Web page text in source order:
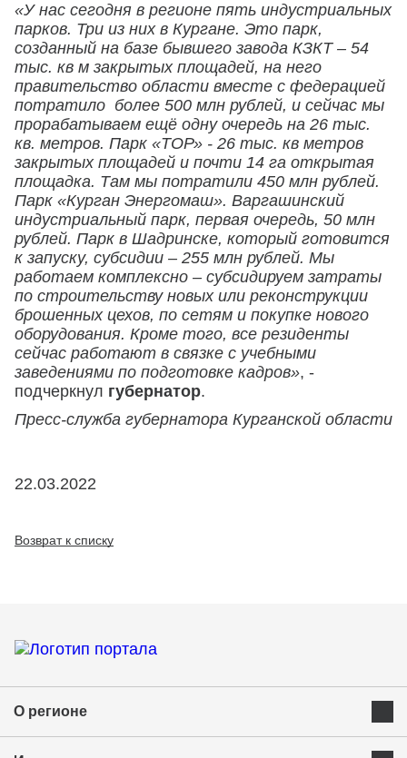
«У нас сегодня в регионе пять индустриальных
парков. Три из них в Кургане. Это парк,
созданный на базе бывшего завода КЗКТ – 54
тыс. кв м закрытых площадей, на него
правительство области вместе с федерацией
потратило более 500 млн рублей, и сейчас мы
прорабатываем ещё одну очередь на 26 тыс.
кв. метров. Парк «ТОР» - 26 тыс. кв метров
закрытых площадей и почти 14 га открытая
площадка. Там мы потратили 450 млн рублей.
Парк «Курган Энергомаш». Варгашинский
индустриальный парк, первая очередь, 50 млн
рублей. Парк в Шадринске, который готовится
к запуску, субсидии – 255 млн рублей. Мы
работаем комплексно – субсидируем затраты
по строительству новых или реконструкции
брошенных цехов, по сетям и покупке нового
оборудования. Кроме того, все резиденты
сейчас работают в связке с учебными
заведениями по подготовке кадров», -
подчеркнул губернатор.
Пресс-служба губернатора Курганской области
22.03.2022
Возврат к списку
О регионе